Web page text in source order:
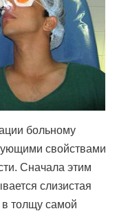
больному
свойствами
Сначала этим
слизистая
в толщу самой